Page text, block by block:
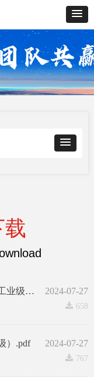
2024-07-27
镇发天然珠光系列电子色卡（工业级）.pdf
끂 658
2024-07-27
）.pdf
끂 767